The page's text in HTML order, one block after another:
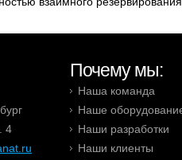
4
Почему мы:
Наша команда
Наше
Наши разработки
Наши клиенты